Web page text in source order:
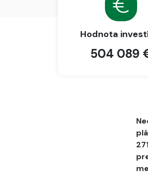
Hodnota
504 089